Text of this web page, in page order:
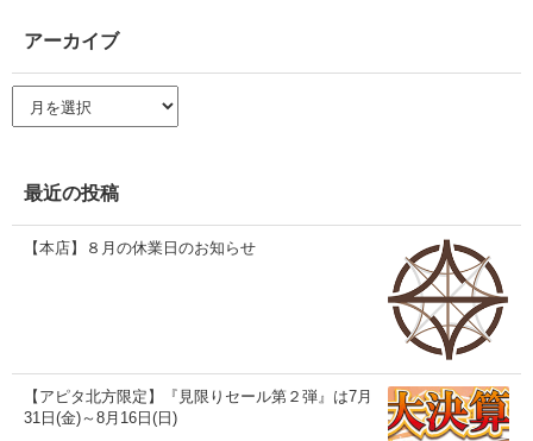
アーカイブ
ー
ブ
最近の投稿
【本店】８月の休業日のお知らせ
【アピタ北方限定】『見限りセール第２弾』は7月
31日(金)～8月16日(日)